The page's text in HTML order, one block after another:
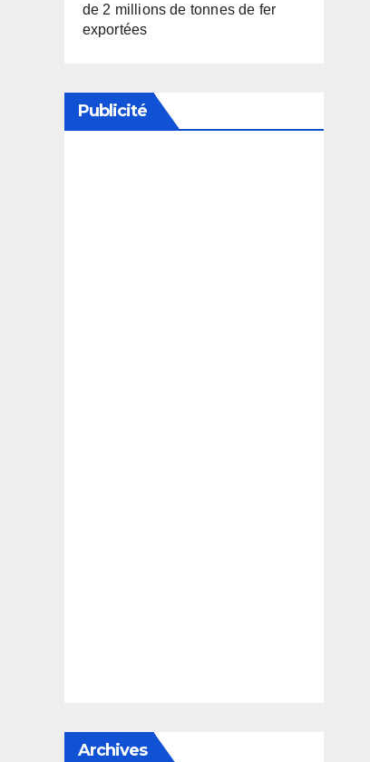
de 2 millions de tonnes de fer
exportées
Publicité
Archives